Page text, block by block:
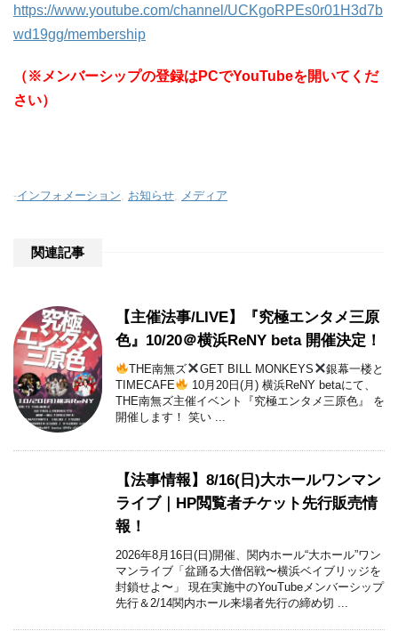
https://www.youtube.com/channel/UCKgoRPEs0r01H3d7b
wd19gg/membership
（※メンバーシップの登録はPCでYouTubeを開いてくだ
さい）
-インフォメーション, お知らせ, メディア
関連記事
【主催法事/LIVE】『究極エンタメ三原
色』10/20＠横浜ReNY beta 開催決定！
THE南無ズ GET BILL MONKEYS
銀幕一楼と
TIMECAFE
10月20日(月) 横浜ReNY betaにて、
THE南無ズ主催イベント『究極エンタメ三原色』 を
開催します！ 笑い ...
【法事情報】8/16(日)大ホールワンマン
ライブ｜HP閲覧者チケット先行販売情
報！
2026年8月16日(日)開催、関内ホール“大ホール”ワン
マンライブ「盆踊る大僧侶戦〜横浜ベイブリッジを
封鎖せよ〜」 現在実施中のYouTubeメンバーシップ
先行＆2/14関内ホール来場者先行の締め切 ...